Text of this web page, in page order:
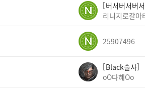
버서버서버서
리니지로갈아
25907496
Black술사
oO다혜Oo